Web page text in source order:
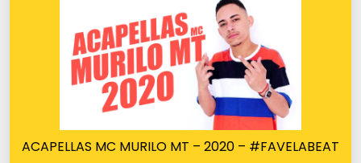
ACAPELLAS MC MURILO MT – 2020 – #FAVELABEAT